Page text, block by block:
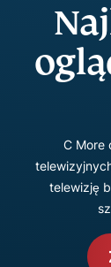
C More
telewizję